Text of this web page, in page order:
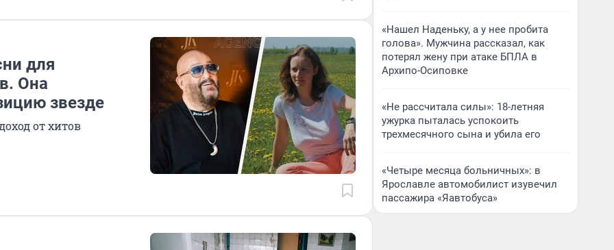
для
Она
звезде
от хитов
«Нашел Наденьку, а у нее пробита
голова». Мужчина рассказал, как
потерял жену при атаке БПЛА в
Архипо-Осиповке
«Не рассчитала силы»: 18-летняя
ужурка пыталась успокоить
трехмесячного сына и убила его
«Четыре месяца больничных»: в
Ярославле автомобилист изувечил
пассажира «Яавтобуса»